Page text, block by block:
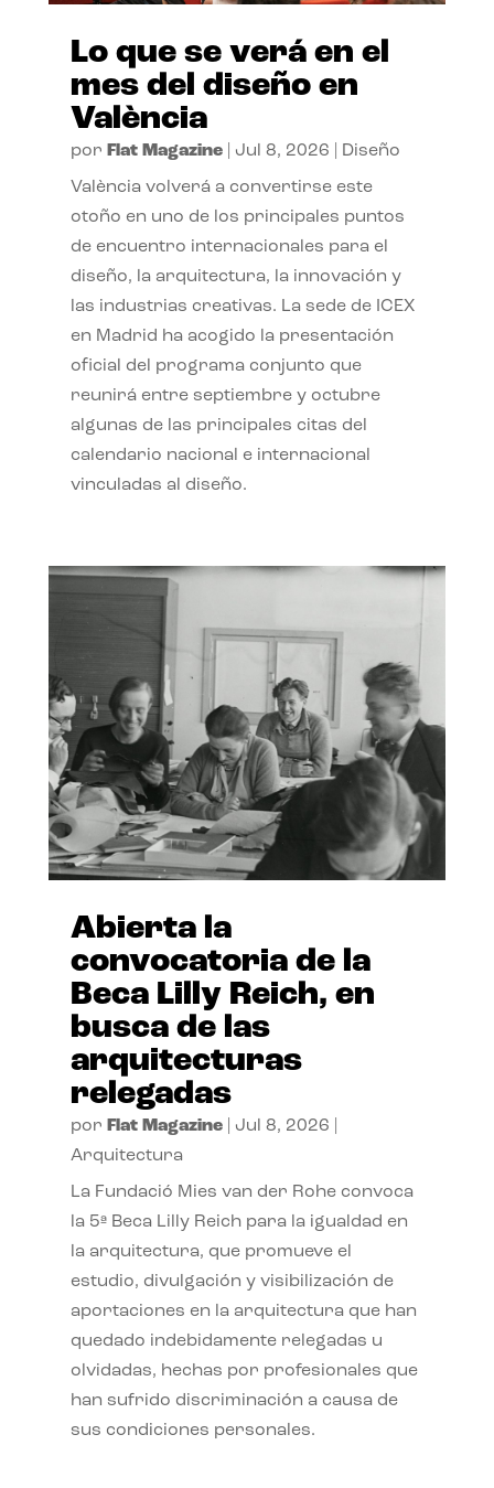
Lo que se verá en el
mes del diseño en
València
por Flat Magazine| Jul 8, 2026 Diseño
València volverá a convertirse este
otoño en uno de los principales puntos
de encuentro internacionales para el
diseño, la arquitectura, la innovación y
las industrias creativas. La sede de ICEX
en Madrid ha acogido la presentación
oficial del programa conjunto que
reunirá entre septiembre y octubre
algunas de las principales citas del
calendario nacional e internacional
vinculadas al diseño.
Abierta la
convocatoria de la
Beca Lilly Reich, en
busca de las
arquitecturas
relegadas
por Flat Magazine| Jul 8, 2026
Arquitectura
La Fundació Mies van der Rohe convoca
la 5ª Beca Lilly Reich para la igualdad en
la arquitectura, que promueve el
estudio, divulgación y visibilización de
aportaciones en la arquitectura que han
quedado indebidamente relegadas u
olvidadas, hechas por profesionales que
han sufrido discriminación a causa de
sus condiciones personales.